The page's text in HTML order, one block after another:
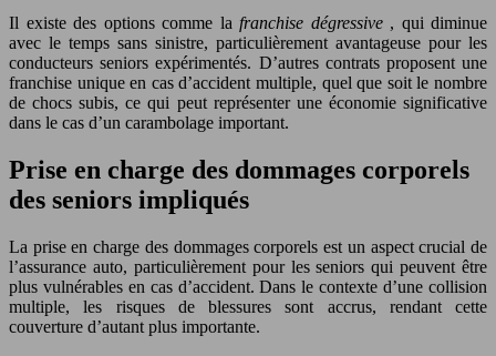
Il existe des options comme la franchise dégressive , qui diminue
avec le temps sans sinistre, particulièrement avantageuse pour les
conducteurs seniors expérimentés. D’autres contrats proposent une
franchise unique en cas d’accident multiple, quel que soit le nombre
de chocs subis, ce qui peut représenter une économie significative
dans le cas d’un carambolage important.
Prise en charge des dommages corporels
des seniors impliqués
La prise en charge des dommages corporels est un aspect crucial de
l’assurance auto, particulièrement pour les seniors qui peuvent être
plus vulnérables en cas d’accident. Dans le contexte d’une collision
multiple, les risques de blessures sont accrus, rendant cette
couverture d’autant plus importante.